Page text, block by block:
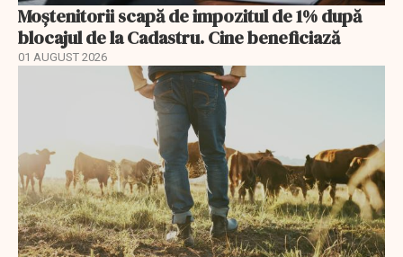
Moștenitorii scapă de impozitul de 1% după
blocajul de la Cadastru. Cine beneficiază
01 AUGUST 2026